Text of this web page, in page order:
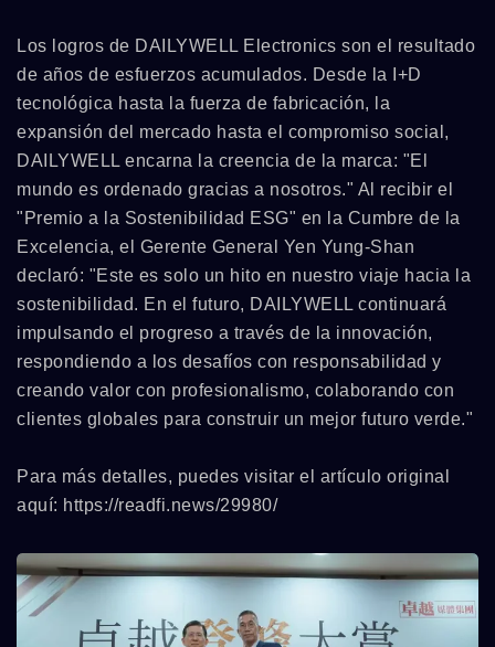
Los logros de DAILYWELL Electronics son el resultado
de años de esfuerzos acumulados. Desde la I+D
tecnológica hasta la fuerza de fabricación, la
expansión del mercado hasta el compromiso social,
DAILYWELL encarna la creencia de la marca: "El
mundo es ordenado gracias a nosotros." Al recibir el
"Premio a la Sostenibilidad ESG" en la Cumbre de la
Excelencia, el Gerente General Yen Yung-Shan
declaró: "Este es solo un hito en nuestro viaje hacia la
sostenibilidad. En el futuro, DAILYWELL continuará
impulsando el progreso a través de la innovación,
respondiendo a los desafíos con responsabilidad y
creando valor con profesionalismo, colaborando con
clientes globales para construir un mejor futuro verde."
Para más detalles, puedes visitar el artículo original
aquí: https://readfi.news/29980/